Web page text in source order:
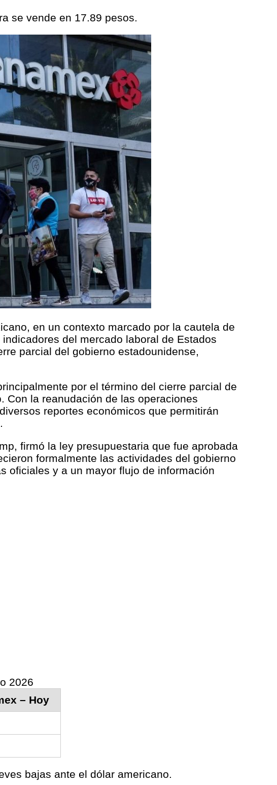
se vende en 17.89 pesos.
en un contexto marcado por la cautela de
del mercado laboral de Estados
parcial del gobierno estadounidense,
por el término del cierre parcial de
Con la reanudación de las operaciones
reportes económicos que permitirán
firmó la ley presupuestaria que fue aprobada
formalmente las actividades del gobierno
oficiales y a un mayor flujo de información
2026
– Hoy
bajas ante el dólar americano.